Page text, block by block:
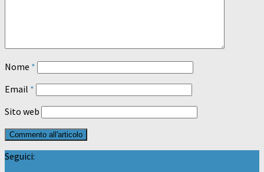
Nome *
Email *
Sito web
Seguici: